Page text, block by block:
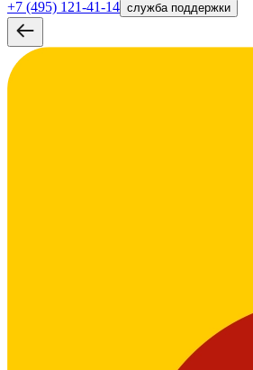
+7 (495) 121-41-14 служба поддержки